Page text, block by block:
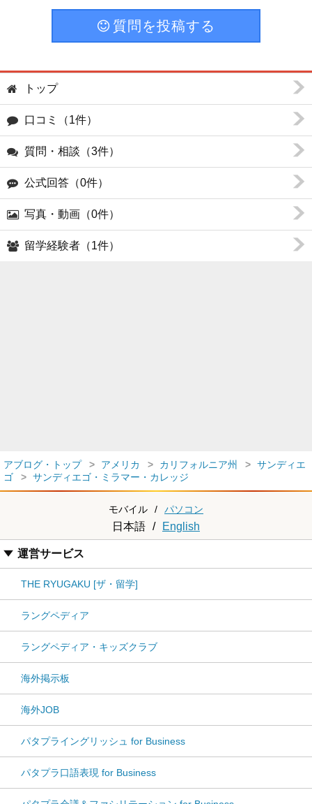
質問を投稿する
トップ
口コミ（1件）
質問・相談（3件）
公式回答（0件）
写真・動画（0件）
留学経験者（1件）
アブログ・トップ アメリカ カリフォルニア州
サンディエ
ゴ
サンディエゴ・ミラマー・カレッジ
モバイル / パソコン
日本語 / English
運営サービス
THE RYUGAKU [ザ・留学]
ラングペディア
ラングペディア・キッズクラブ
海外掲示板
海外JOB
パタプライングリッシュ for Business
パタプラ口語表現 for Business